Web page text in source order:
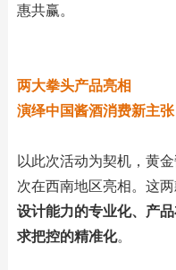
惠共赢。
两大拳头产品亮相
演绎中国酱酒消费新主张
以此次活动为契机，黄
次在西南地区亮相。这
设计能力的专业化、产
求把控的精准化。